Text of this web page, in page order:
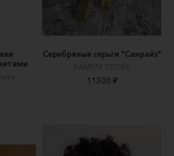
Серебряные серьги "Санрайз"
KAMEN' STORE
11300 ₽